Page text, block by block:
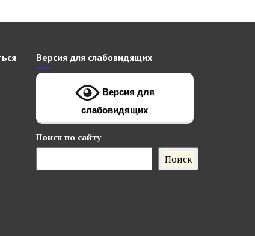
Версия для слабовидящих
Версия для
слабовидящих
Поискпо сайту
Поиск